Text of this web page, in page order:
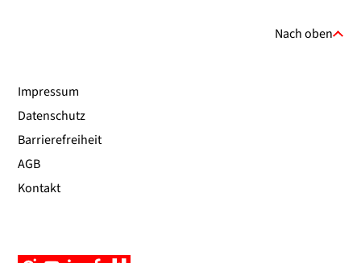
Nach oben
Impressum
Datenschutz
Barrierefreiheit
AGB
Kontakt